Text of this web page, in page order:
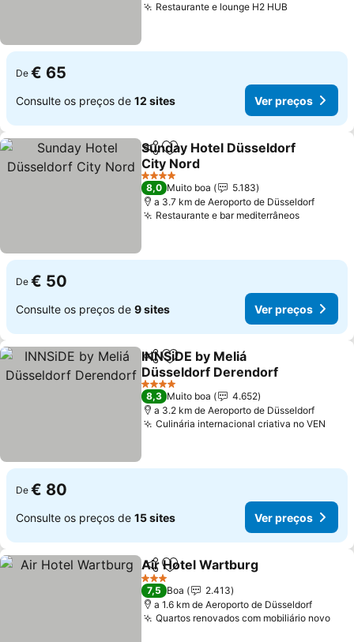
Restaurante e lounge H2 HUB
De € 65
Consulte os preços de 12 sites Ver preços
PartilharAdicionar aos favoritos
Sunday Hotel Düsseldorf
City Nord
Ver preços
4 Estrelas
8,0 Muito boa
5.183
a 3.7 km de Aeroporto de Düsseldorf
Restaurante e bar mediterrâneosVer
De € 50
Consulte os preços de 9 sites Ver preços
PartilharAdicionar aos favoritos
INNSiDE by Meliá
Düsseldorf Derendorf
Ver preços
4 Estrelas
8,3 Muito boa
4.652
a 3.2 km de Aeroporto de Düsseldorf
Culinária internacional criativa no VEN
De € 80
Consulte os preços de 15 sites Ver preços
PartilharAdicionar aos favoritos
Air Hotel Wartburg
3 Estrelas
7,5 Boa
2.413
a 1.6 km de Aeroporto de Düsseldorf
Quartos renovados com mobiliário novoVer